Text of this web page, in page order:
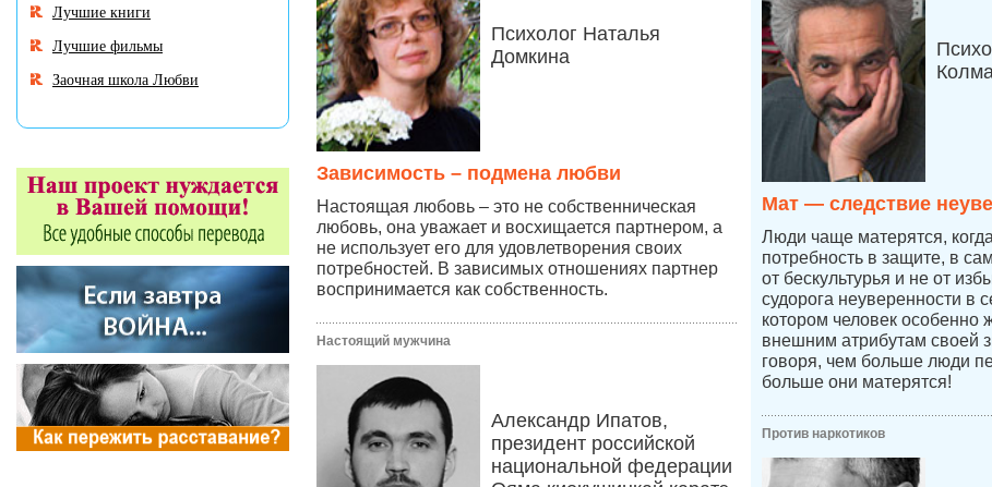
Психолог Наталья
Домкина
Зависимость – подмена любви
Настоящая любовь – это не собственническая
любовь, она уважает и восхищается партнером, а
не использует его для удовлетворения своих
потребностей. В зависимых отношениях партнер
воспринимается как собственность.
Настоящий мужчина
Александр Ипатов,
президент российской
национальной федерации
Мат — следствие
Люди чаще матерятся,
потребность в защите, в
от бескультурья и не от
судорога неуверенности в
котором человек особенно
внешним атрибутам своей
говоря, чем больше люди
больше они матерятся!
Против наркотиков
Лучшие книги
Лучшие фильмы
Заочная школа Любви